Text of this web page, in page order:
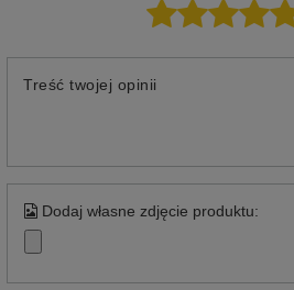
Treść twojej opinii
Dodaj własne zdjęcie produktu: